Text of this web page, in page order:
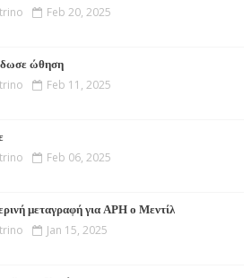
Feb 20, 2025
ώθηση
Feb 11, 2025
Feb 06, 2025
μεταγραφή για ΑΡΗ ο Μεντίλ
Jan 15, 2025